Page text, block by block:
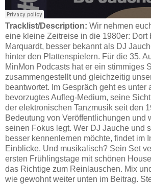
Tracklist/Description: Wir nehmen
eine kleine Zeitreise in die 1980er: Dort
Marquardt, besser bekannt als DJ
hinter den Plattenspielern. Für die 35.
MinMon Podcasts hat er ein stimmiges
zusammengestellt und gleichzeitig
beantwortet. Im Gespräch geht es unter
bevorzugtes Aufleg-Medium, seine
der elektronischen Tanzmusik seit den
Bedeutung von Veröffentlichungen und
seinen Fokus legt. Wer DJ Jauche und
besser kennenlernen möchte, findet im
Einblicke. Und musikalisch? Sein Set
ersten Frühlingstage mit schönen
das Richtige zum Reinlauschen. Mix
wie gewohnt weiter unten im Beitrag.